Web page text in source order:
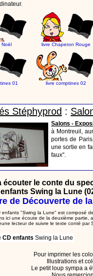
Noël livre Chaperon Rouge
01 livre comptines 02
Stéphyprod :
Salons -
à Montreuil,
portes de
une sortie en
faux".
écouter le conte du
enfants Swing la Lune
de Découverte de
enfants "Swing la Lune" est composé
ici une écoute de la deuxième partie,
lecteur de suivre le texte conté par
CD enfants Swing la Lune
Pour imprimer les
Illustrations et
Le petit loup sympa a